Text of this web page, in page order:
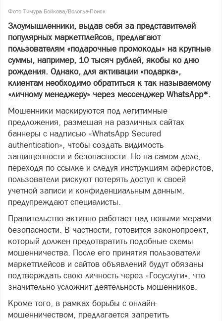
Фото Тимура Бойкова/Вологда-Поиск
Злоумышленники, выдав себя за представителей
популярных маркетплейсов, предлагают
пользователям «подарочные промокоды» на крупные
суммы, например, 10 тысяч рублей, якобы ко дню
рождения. Однако, для активации «подарка»,
клиентам необходимо обратиться к так называемому
«личному менеджеру» через мессенджер WhatsApp*.
Мошенники маскируются под легитимные
предложения, размещая на различных сайтах
баннеры с надписью «WhatsApp Secured
authentication», чтобы создать видимость
защищенности и безопасности. Но на самом деле,
переходя по ссылке и следуя инструкциям аферистов,
пользователи рискуют потерять доступ к своей
учетной записи и конфиденциальным данным,
предупреждают специалисты.
Правительство активно работает над новыми мерами
безопасности. В частности, готовится законопроект,
который должен предотвратить подобные схемы
мошенничества. После его принятия пользователи
маркетплейсов и сайтов объявлений будут обязаны
подтверждать свою личность через «Госуслуги», что
значительно усложнит деятельность мошенников.
Кроме того, в рамках борьбы с онлайн-
мошенничеством, предлагается запретить